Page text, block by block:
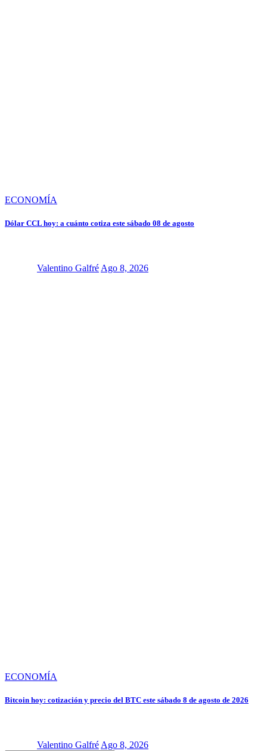
ECONOMÍA
Dólar CCL hoy: a cuánto cotiza este sábado 08 de agosto
Valentino Galfré Ago 8, 2026
ECONOMÍA
Bitcoin hoy: cotización y precio del BTC este sábado 8 de agosto de 2026
Valentino GalfréAgo 8, 2026